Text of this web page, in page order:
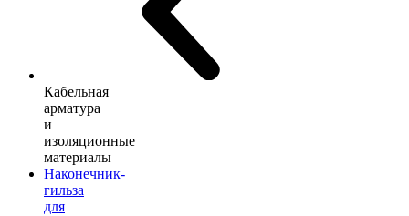
Кабельная
арматура
и
изоляционные
материалы
Наконечник-
гильза
для